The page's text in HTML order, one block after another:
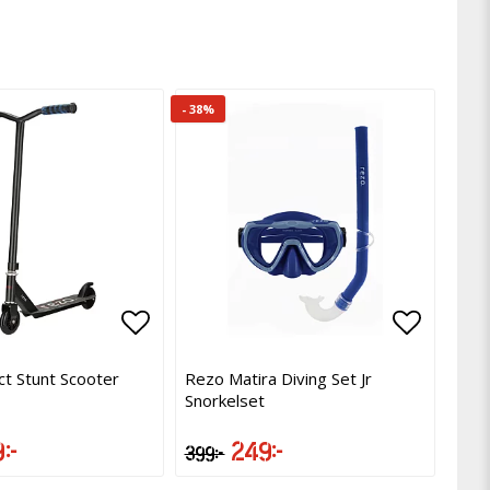
Lägg till i favoritlistan
Lägg till i favoritlistan
Stunt Scooter
- 38%
Rezo Matira Diving Set Jr
Snorkelset
399 kr 249 kr